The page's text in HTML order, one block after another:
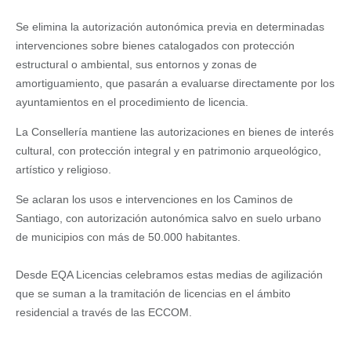
Se elimina la autorización autonómica previa en determinadas
intervenciones sobre bienes catalogados con protección
estructural o ambiental, sus entornos y zonas de
amortiguamiento, que pasarán a evaluarse directamente por los
ayuntamientos en el procedimiento de licencia.
La Consellería mantiene las autorizaciones en bienes de interés
cultural, con protección integral y en patrimonio arqueológico,
artístico y religioso.
Se aclaran los usos e intervenciones en los Caminos de
Santiago, con autorización autonómica salvo en suelo urbano
de municipios con más de 50.000 habitantes.
Desde EQA Licencias celebramos estas medias de agilización
que se suman a la tramitación de licencias en el ámbito
residencial a través de las ECCOM.